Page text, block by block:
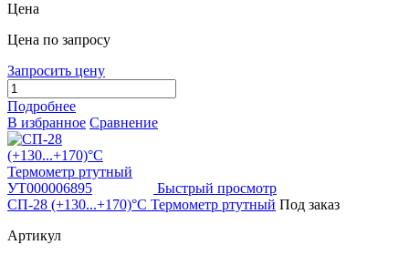
Цена
Цена по запросу
Запросить цену
Подробнее
В избранное Сравнение
Быстрый просмотр
СП-28 (+130...+170)°С Термометр ртутный Под заказ
Артикул